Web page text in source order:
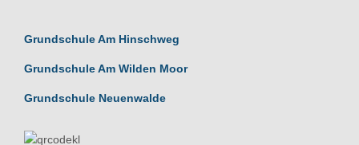
Grundschule Am Hinschweg
Grundschule Am Wilden Moor
Grundschule Neuenwalde